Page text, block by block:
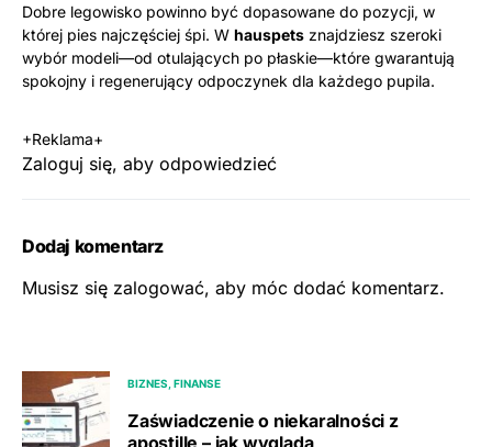
Dobre legowisko powinno być dopasowane do pozycji, w
której pies najczęściej śpi. W hauspets znajdziesz szeroki
wybór modeli—od otulających po płaskie—które gwarantują
spokojny i regenerujący odpoczynek dla każdego pupila.
+Reklama+
Zaloguj się, aby odpowiedzieć
Dodaj komentarz
Musisz się zalogować, aby móc dodać komentarz.
BIZNES, FINANSE
Zaświadczenie o niekaralności z
apostille – jak wygląda